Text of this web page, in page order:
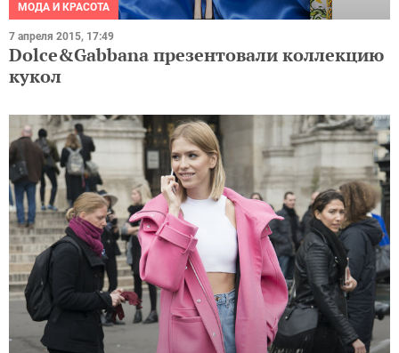
МОДА И КРАСОТА
7 апреля 2015, 17:49
Dolce&Gabbana презентовали коллекцию
кукол